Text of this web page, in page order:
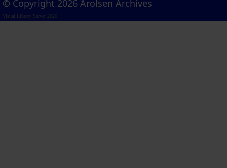
© Copyright 2026 Arolsen Archives
Visual Library Server 2026